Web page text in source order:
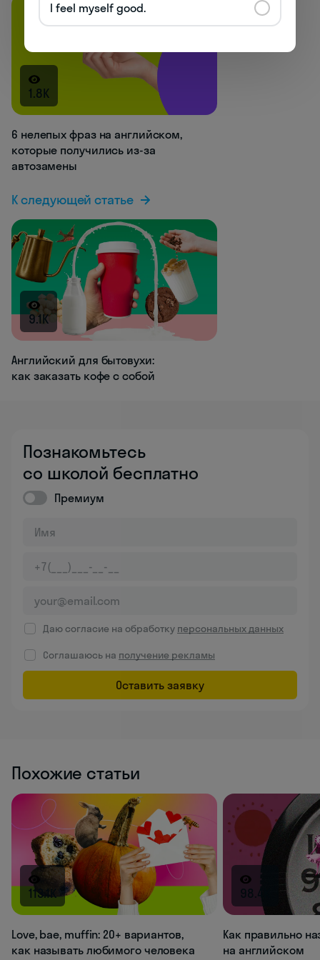
1.8K
6 нелепых фраз на английском,
которые получились из-за
автозамены
К следующей статье
9.1K
Английский для бытовухи:
как заказать кофе с собой
Познакомьтесь
со школой бесплатно
Премиум
Даю согласие на обработку персональных данных
Соглашаюсь на получение рекламы
Оставить заявку
Похожие статьи
113.1K
Love, bae, muffin: 20+ вариантов,
как называть любимого человека
98.4K
Как правильно
на английском
I feel myself good.